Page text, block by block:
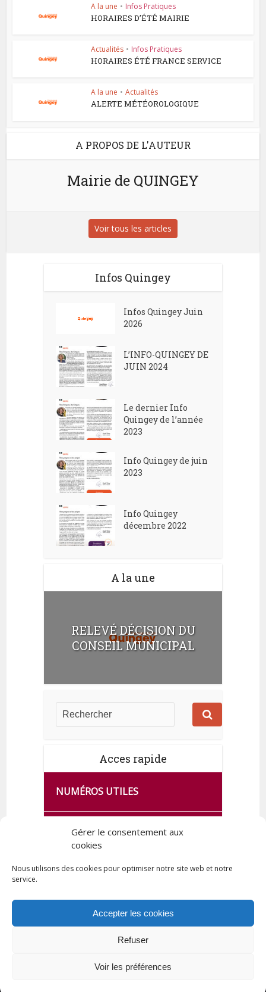
Gérer le consentement aux
cookies
Nous utilisons des cookies pour optimiser notre site web et notre
service.
Accepter les cookies
Refuser
Voir les préférences
A la une • Infos Pratiques
HORAIRES D’ÉTÉ MAIRIE
Actualités • Infos Pratiques
HORAIRES ÉTÉ FRANCE SERVICE
A la une • Actualités
ALERTE MÉTÉOROLOGIQUE
A PROPOS DE L'AUTEUR
Mairie de QUINGEY
Voir tous les articles
Infos Quingey
Infos Quingey Juin
2026
L’INFO-QUINGEY DE
JUIN 2024
Le dernier Info
Quingey de l’année
2023
Info Quingey de juin
2023
Info Quingey
décembre 2022
A la une
RELEVÉ DÉCISION DU
CONSEIL MUNICIPAL
Acces rapide
NUMÉROS UTILES
CA SE PASSE À FRANCE SERVICES
DE QUINGEY
Tous droits réservés © 2023 Commune de Quingey / Création -